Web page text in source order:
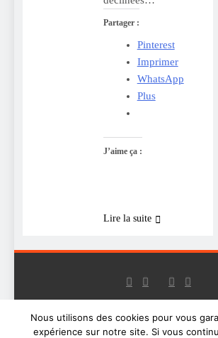
Partager :
Pinterest
Imprimer
WhatsApp
Plus
J’aime ça :
Lire la suite
Digital Newspaper -
Nous utilisons des cookies pour vous
expérience sur notre site. Si vous